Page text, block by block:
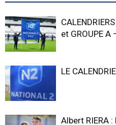
et GROUPE A
LE
Albert RIERA